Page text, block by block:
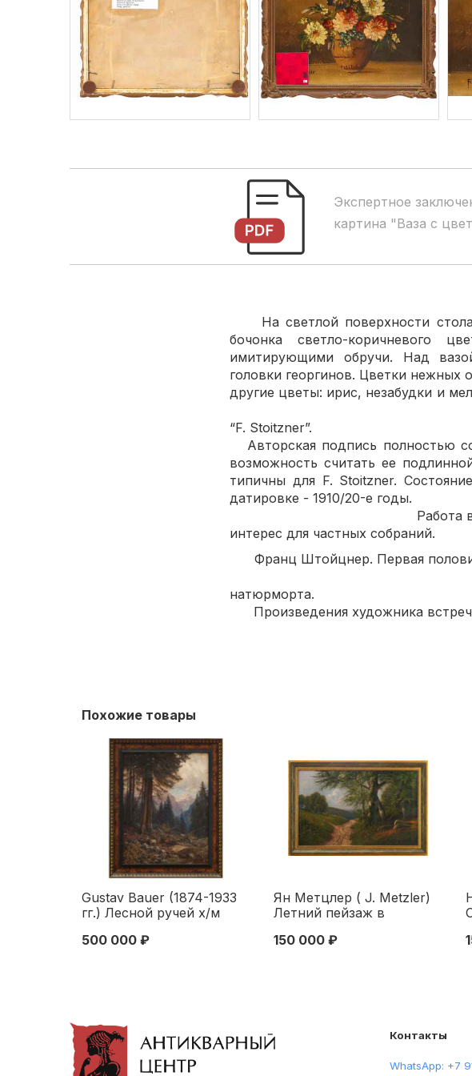
Экспертное
картина "Ваза с
На светлой поверхности стола
бочонка светло-коричневого
имитирующими обручи. Над
головки георгинов. Цветки
другие цветы: ирис,
Слева
“F.
Авторская подпись полностью
возможность считать ее
типичны для F. Stoitzner.
датировке
Работа выполнена на
интерес для частных собраний.
Франц
Австрийский
натюрморта.
Произведения художника
Похожие товары
Gustav Bauer (1874-1933
гг.) Лесной ручей х/м
см. Европа 1920
500 000 ₽
Ян Метцлер ( J. Metzler)
Летний пейзаж в
Германия кон. XIX - нач.
150 000 ₽
Контакты
WhatsApp: +7